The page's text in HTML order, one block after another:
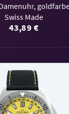
Swiss Made
43,89 €